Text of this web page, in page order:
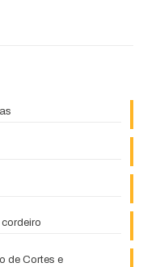
cordeiro
de Cortes e